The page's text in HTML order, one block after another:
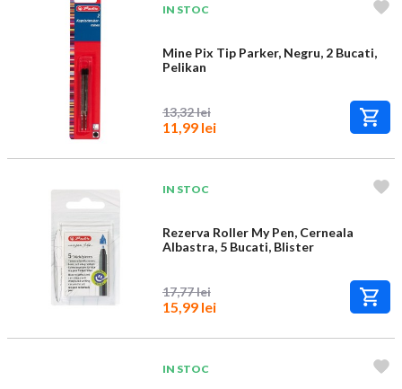
IN STOC
Mine Pix Tip Parker, Negru, 2 Bucati,
Pelikan
13,32 lei
11,99 lei
IN STOC
Rezerva Roller My Pen, Cerneala
Albastra, 5 Bucati, Blister
17,77 lei
15,99 lei
IN STOC